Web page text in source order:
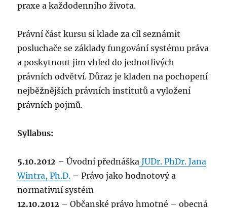
praxe a každodenního života.
Právní část kursu si klade za cíl seznámit
posluchače se základy fungování systému práva
a poskytnout jim vhled do jednotlivých
právních odvětví. Důraz je kladen na pochopení
nejběžnějších právních institutů a vyložení
právních pojmů.
Syllabus:
5.10.2012 – Úvodní přednáška JUDr. PhDr. Jana
Wintra, Ph.D. – Právo jako hodnotový a
normativní systém
12.10.2012 – Občanské právo hmotné – obecná